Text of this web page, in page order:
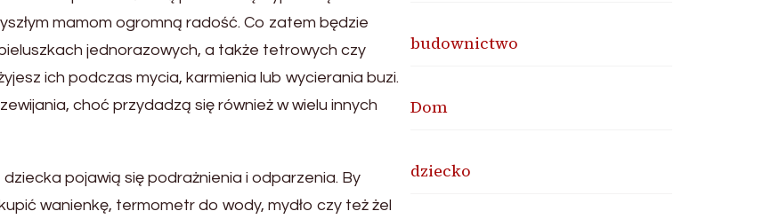
mamom ogromną radość. Co zatem będzie
jednorazowych, a także tetrowych czy
ich podczas mycia, karmienia lub wycierania buzi.
choć przydadzą się również w wielu innych
pojawią się podrażnienia i odparzenia. By
wanienkę, termometr do wody, mydło czy też żel
budownictwo
Dom
dziecko